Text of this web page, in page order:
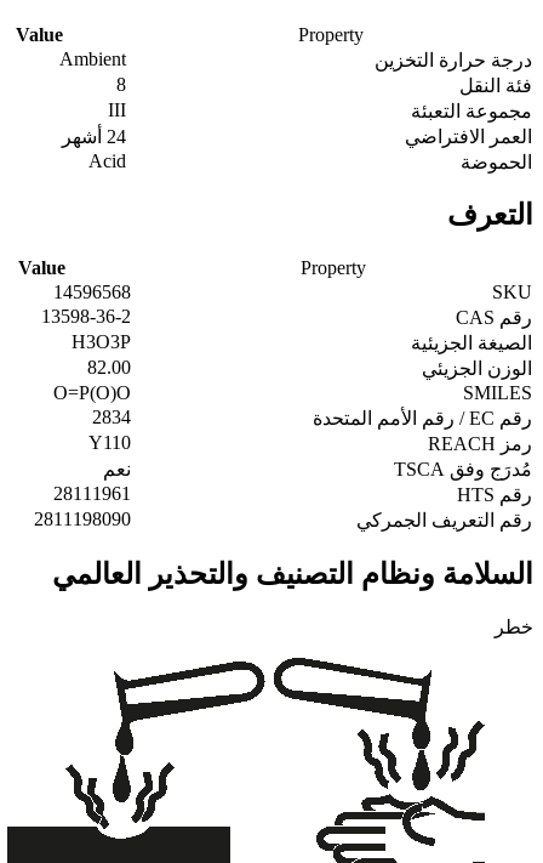
Property
Value
درجة حرارة التخزين
Ambient
فئة النقل
8
مجموعة التعبئة
III
العمر الافتراضي
24 أشهر
الحموضة
Acid
التعرف
Property
Value
SKU
14596568
رقم CAS
13598-36-2
الصيغة الجزيئية
H3O3P
الوزن الجزيئي
82.00
SMILES
O=P(O)O
رقم EC / رقم الأمم المتحدة
2834
رمز REACH
Y110
مُدرَج وفق TSCA
نعم
رقم HTS
28111961
رقم التعريف الجمركي
2811198090
السلامة ونظام التصنيف والتحذير العالمي
خطر